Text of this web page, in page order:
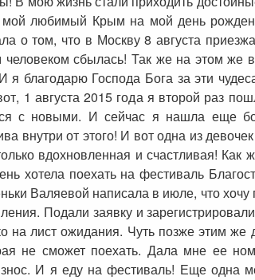
любимый Крым на мой день
о том, что в Москву 8 августа
человеком сбылась! Так же на этом
благодарю Господа Бога за эти
1 августа 2015 года я второй раз
с новыми. И сейчас я нашла еще
внутри от этого! И вот одна из
вдохновленная и счастливая!
хотела поехать на фестиваль
Валяевой написала в июле, что
Подали заявку и
на лист ожидания. Чуть позже этим
не сможет поехать. Дала мне ее
И я еду на фестиваль! Еще одна